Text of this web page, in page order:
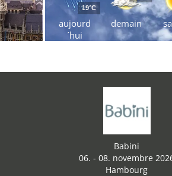
aujourd
´hui
19°C
demain
Babini
06. - 08. novembre
Hambourg